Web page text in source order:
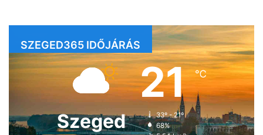
SZEGED365 IDŐJÁRÁS
Szeged
21℃
33º - 21º
68%